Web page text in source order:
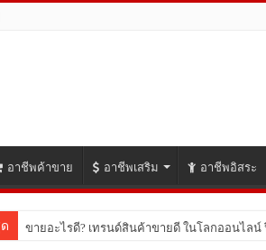
อาชีพค้าขาย อาชีพเสริม อาชีพอิสระ
ขายอะไรดี? เทรนด์สินค้าขายดี ในโลกออนไลน์